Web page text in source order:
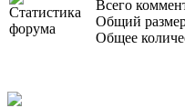
Всего
Общий
Общее